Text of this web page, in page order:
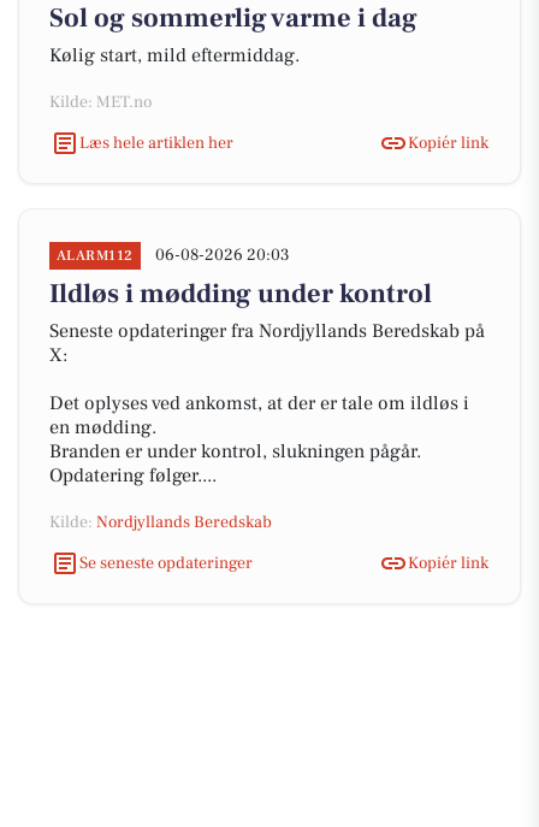
Sol og sommerlig varme i dag
Kølig start, mild eftermiddag.
Kilde: MET.no
Læs hele artiklen her
Kopiér link
ALARM112 06-08-2026 20:03
Ildløs i mødding under kontrol
Seneste opdateringer fra Nordjyllands Beredskab på
X:
Det oplyses ved ankomst, at der er tale om ildløs i
en mødding.
Branden er under kontrol, slukningen pågår.
Opdatering følger....
Kilde: Nordjyllands Beredskab
Se seneste opdateringer
Kopiér link